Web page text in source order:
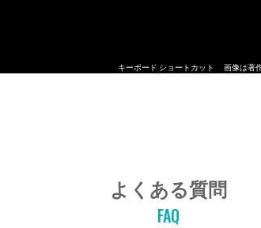
キーボード ショートカット 画像は著
よくある質問
FAQ